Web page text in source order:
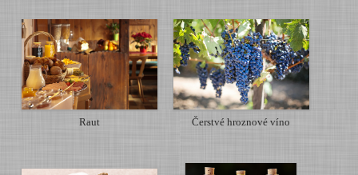
Raut Čerstvé hroznové víno